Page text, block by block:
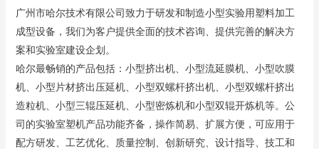
广州市哈尔技术有限公司致力于研发和制造小型实验用塑料加工
成型设备，我们为客户提供全面的技术咨询、提供完善的解决方
案和实验室建设企划。
哈尔最畅销的产品包括：小型挤出机、小型流延膜机、小型吹膜
机、小型片材挤出压延机、小型双螺杆挤出机、小型双螺杆挤出
造粒机、小型三辊压延机、小型密炼机和小型双辊开炼机等。公
司的实验室塑机产品功能齐备，操作简易、扩展方便，可应用于
配方研发、工艺优化、质量控制、创新研究、设计指导、技工和